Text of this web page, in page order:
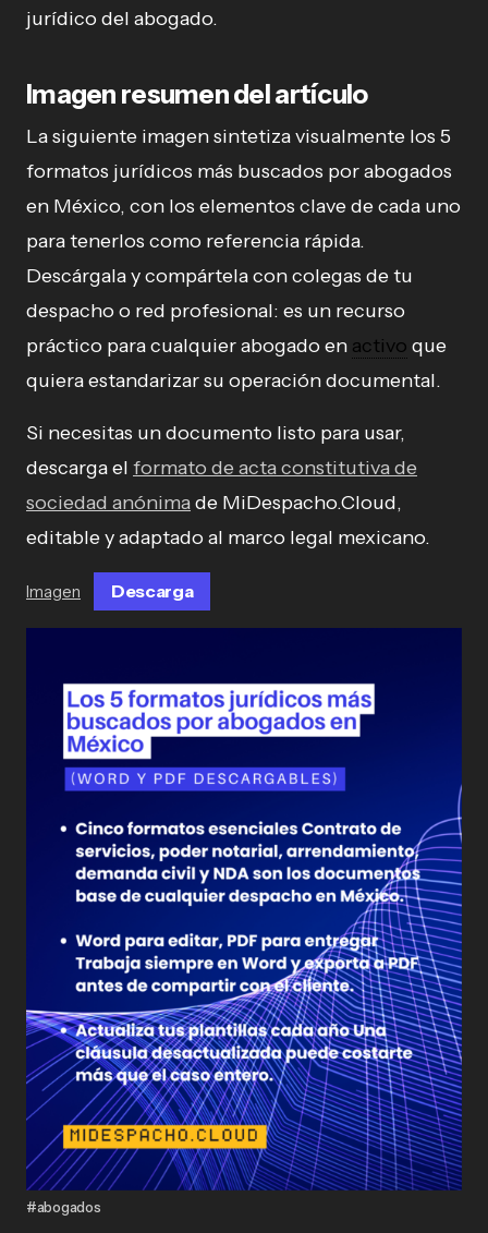
jurídico del abogado.
Imagen resumen del artículo
La siguiente imagen sintetiza visualmente los 5
formatos jurídicos más buscados por abogados
en México, con los elementos clave de cada uno
para tenerlos como referencia rápida.
Descárgala y compártela con colegas de tu
despacho o red profesional: es un recurso
práctico para cualquier abogado en activo que
quiera estandarizar su operación documental.
Si necesitas un documento listo para usar,
descarga el formato de acta constitutiva de
sociedad anónimade MiDespacho.Cloud,
editable y adaptado al marco legal mexicano.
Imagen Descarga
#abogados